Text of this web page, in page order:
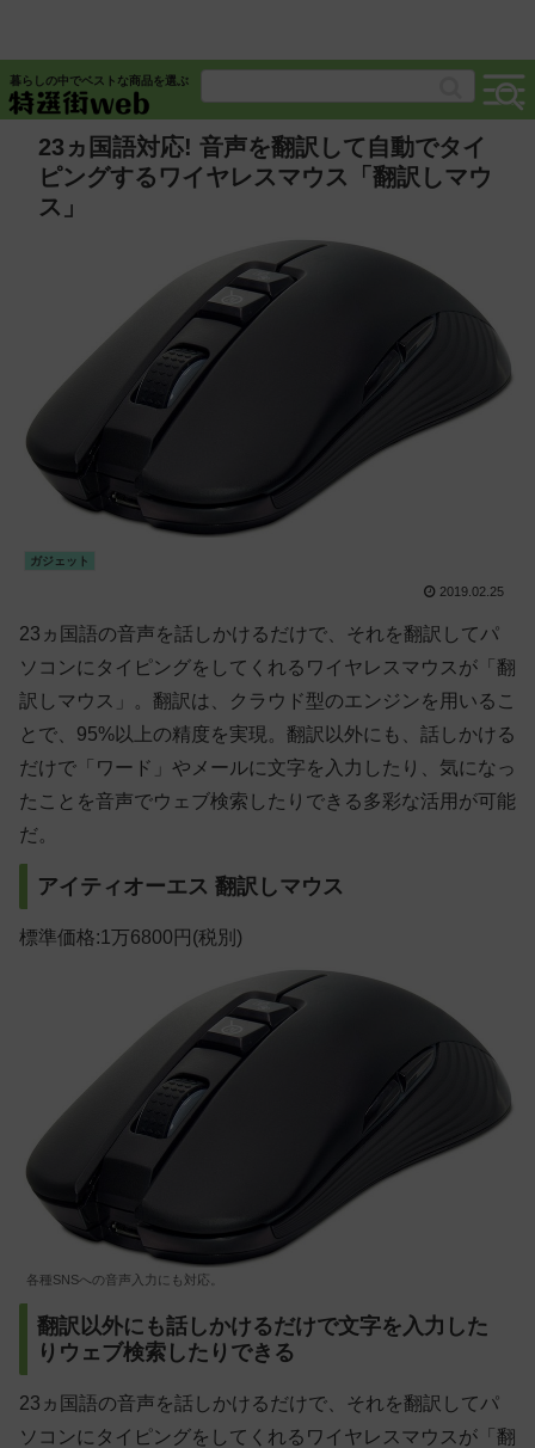
暮らしの中でベストな商品を選ぶ
23ヵ国語対応! 音声を翻訳して自動でタイ
ピングするワイヤレスマウス「翻訳しマウ
ス」
ガジェット
2019.02.25
23ヵ国語の音声を話しかけるだけで、それを翻訳してパ
ソコンにタイピングをしてくれるワイヤレスマウスが「翻
訳しマウス」。翻訳は、クラウド型のエンジンを用いるこ
とで、95%以上の精度を実現。翻訳以外にも、話しかける
だけで「ワード」やメールに文字を入力したり、気になっ
たことを音声でウェブ検索したりできる多彩な活用が可能
だ。
アイティオーエス 翻訳しマウス
標準価格:1万6800円(税別)
各種SNSへの音声入力にも対応。
翻訳以外にも話しかけるだけで文字を入力した
りウェブ検索したりできる
23ヵ国語の音声を話しかけるだけで、それを翻訳してパ
ソコンにタイピングをしてくれるワイヤレスマウスが「翻